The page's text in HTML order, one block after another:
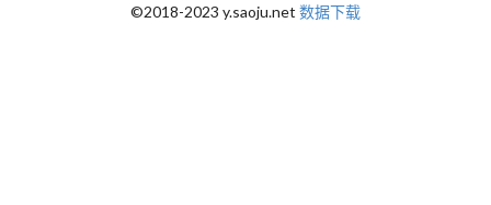
©2018-2023 y.saoju.net 数据下载